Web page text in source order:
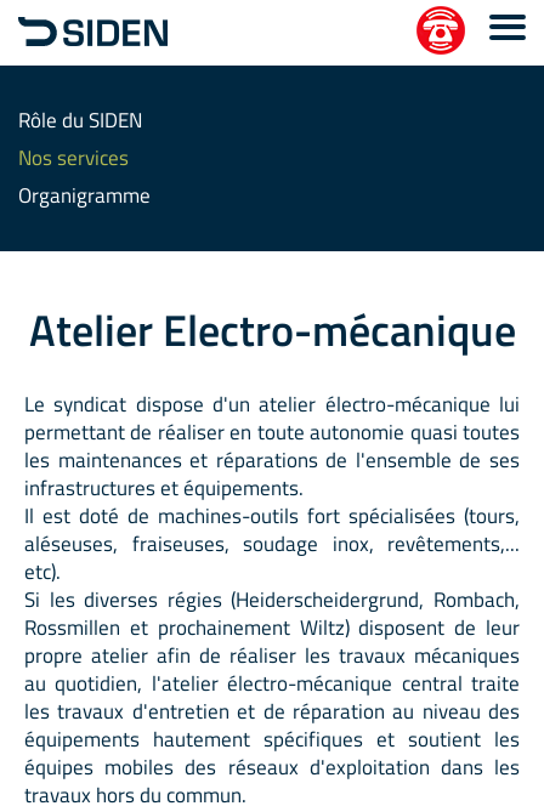
Rôle du SIDEN
Nos services
Organigramme
Atelier Electro-mécanique
Le syndicat dispose d'un atelier électro-mécanique lui
permettant de réaliser en toute autonomie quasi toutes
les maintenances et réparations de l'ensemble de ses
infrastructures et équipements.
Il est doté de machines-outils fort spécialisées (tours,
aléseuses, fraiseuses, soudage inox, revêtements,...
etc).
Si les diverses régies (Heiderscheidergrund, Rombach,
Rossmillen et prochainement Wiltz) disposent de leur
propre atelier afin de réaliser les travaux mécaniques
au quotidien, l'atelier électro-mécanique central traite
les travaux d'entretien et de réparation au niveau des
équipements hautement spécifiques et soutient les
équipes mobiles des réseaux d'exploitation dans les
travaux hors du commun.